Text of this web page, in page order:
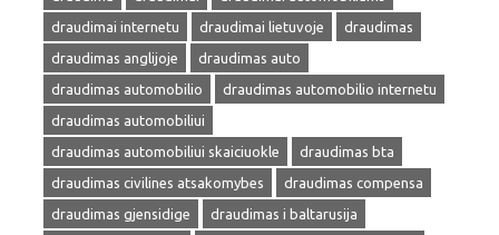
draudimai internetu
draudimai lietuvoje
draudimas
draudimas anglijoje
draudimas auto
draudimas automobilio
draudimas automobilio internetu
draudimas automobiliui
draudimas automobiliui skaiciuokle
draudimas bta
draudimas civilines atsakomybes
draudimas compensa
draudimas gjensidige
draudimas i baltarusija